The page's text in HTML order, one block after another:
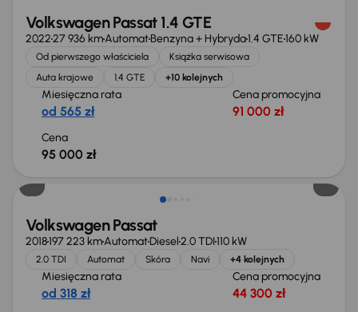
Volkswagen Passat 1.4 GTE
202227 936 kmAutomatBenzyna + Hybryda1.4 GTE160 kW
Od pierwszego właściciela
Książka serwisowa
Auta krajowe
1.4 GTE +10 kolejnych
Miesięczna rata
od 565 zł
Cena promocyjna
91 000 zł
Cena
95 000 zł
Taniej o 6 200 zł
Volkswagen Passat
2018197 223 kmAutomatDiesel2.0 TDI110 kW
2.0 TDI Automat Skóra Navi +4 kolejnych
Miesięczna rata
od 318 zł
Cena promocyjna
44 300 zł